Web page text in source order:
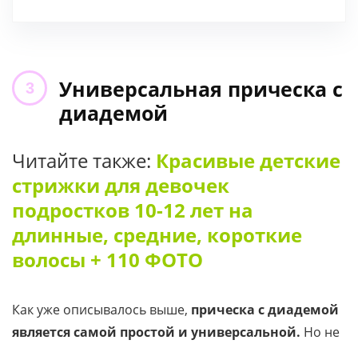
Универсальная прическа с
диадемой
Читайте также: Красивые детские
стрижки для девочек
подростков 10-12 лет на
длинные, средние, короткие
волосы + 110 ФОТО
Как уже описывалось выше, прическа с диадемой
является самой простой и универсальной. Но не